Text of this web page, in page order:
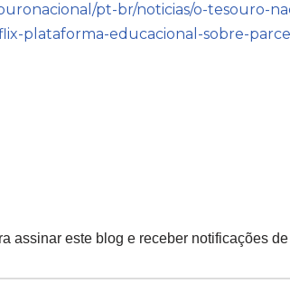
pt-br/noticias/o-tesouro-
plataforma-educacional-sobre-
assinar este blog e receber notificações